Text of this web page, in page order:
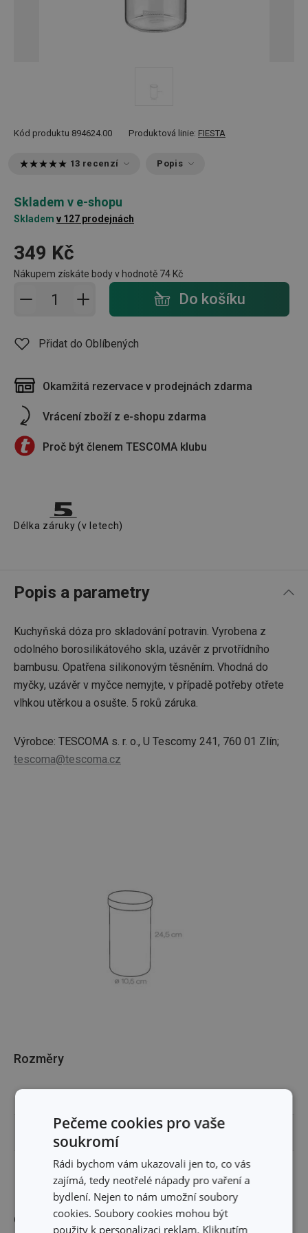
Kód produktu 894624.00 Produktová linie: FIESTA
13 recenzí Popis
Skladem v e-shopu
Skladem v 127 prodejnách
349 Kč
Nákupem získáte body v hodnotě 74 Kč
Přidat do košíku - počet Do košíku
Přidat do Oblíbených
Okamžitá rezervace v prodejnách zdarma
Vrácení zboží z e-shopu zdarma
Proč být členem TESCOMA klubu
Délka záruky (v letech)
Popis a parametry
Kuchyňská dóza pro skladování potravin. Vyrobena z
odolného borosilikátového skla, uzávěr z prvotřídního
bambusu. Opatřena silikonovým těsněním. Vhodná do
myčky, uzávěr v myčce nemyjte, v případě potřeby otřete
vlhkou utěrkou a osušte. 5 roků záruka.
Výrobce: TESCOMA s. r. o., U Tescomy 241, 760 01 Zlín;
tescoma@tescoma.cz
Rozměry
PRŮMĚR (CM)
Ostatní parametry
Pečeme cookies pro vaše
soukromí
Rádi bychom vám ukazovali jen to, co vás
zajímá, tedy neotřelé nápady pro vaření a
bydlení. Nejen to nám umožní soubory
cookies. Soubory cookies mohou být
použity k personalizaci reklam. Kliknutím